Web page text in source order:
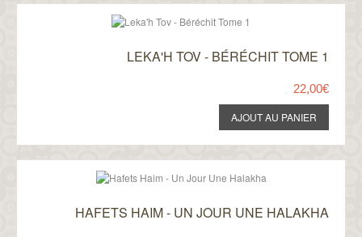
LEKA'H TOV - BÉRÉCHIT TOME 1
22,00€
HAFETS HAIM - UN JOUR UNE HALAKHA